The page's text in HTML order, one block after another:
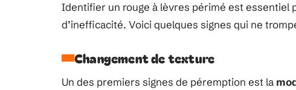
Identifier un rouge à lèvres périmé est essentiel
d’inefficacité. Voici quelques signes qui ne
Changement de texture
Un des premiers signes de péremption est la